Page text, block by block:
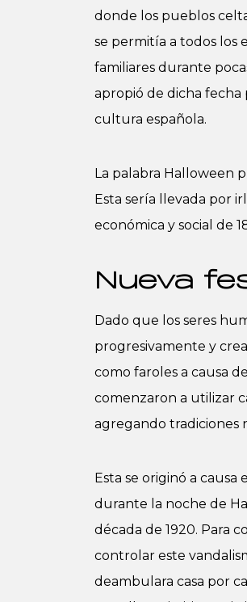
donde los pueblos
se permitía a todos los
familiares durante
apropió de dicha fecha
cultura española.
La palabra Halloween
Esta sería llevada por
económica y social de
Nueva
Dado que los seres
progresivamente y
como faroles a causa
comenzaron a utilizar
agregando tradiciones
Esta se originó a
durante la noche de
década de 1920. Para
controlar este
deambulara casa por